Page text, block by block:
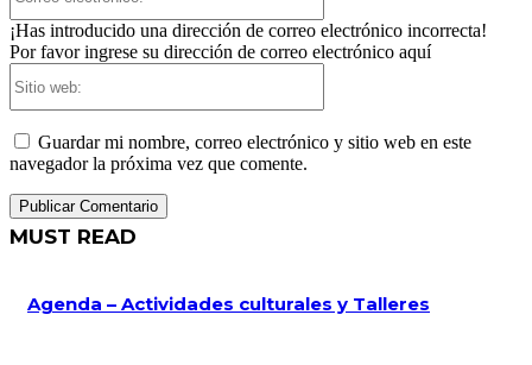
¡Has introducido una dirección de correo electrónico incorrecta!
Por favor ingrese su dirección de correo electrónico aquí
Guardar mi nombre, correo electrónico y sitio web en este
navegador la próxima vez que comente.
MUST READ
Agenda – Actividades culturales y Talleres